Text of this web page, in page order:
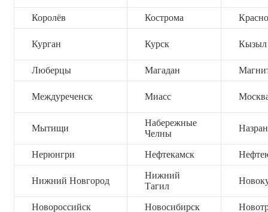
Королёв Кострома
Курган Курск Кызыл
Люберцы Магадан
Междуреченск Миасс
Мытищи
Набережные
Челны
Нерюнгри Нефтекамск
Нижний Новгород
Нижний
Тагил
Новороссийск Новосибирск